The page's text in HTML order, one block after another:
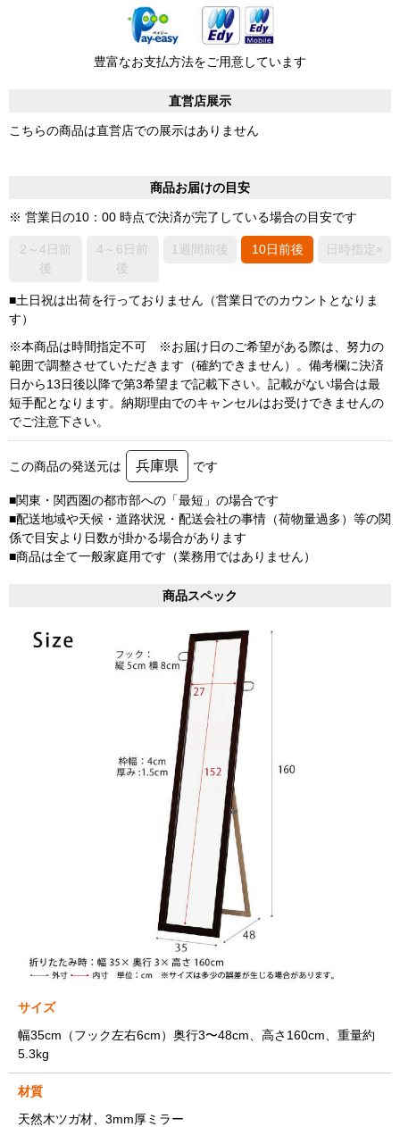
豊富なお支払方法をご用意しています
直営店展示
こちらの商品は直営店での展示はありません
商品お届けの目安
※ 営業日の10：00 時点で決済が完了している場合の目安です
2～4日前
後
4～6日前
後
1週間前後 10日前後 日時指定×
■土日祝は出荷を行っておりません（営業日でのカウントとなりま
す）
※本商品は時間指定不可 ※お届け日のご希望がある際は、努力の
範囲で調整させていただきます（確約できません）。備考欄に決済
日から13日後以降で第3希望まで記載下さい。記載がない場合は最
短手配となります。納期理由でのキャンセルはお受けできませんの
でご注意下さい。
この商品の発送元は 兵庫県 です
■関東・関西圏の都市部への「最短」の場合です
■配送地域や天候・道路状況・配送会社の事情（荷物量過多）等の関
係で目安より日数が掛かる場合があります
■商品は全て一般家庭用です（業務用ではありません）
商品スペック
サイズ
幅35cm（フック左右6cm）奥行3〜48cm、高さ160cm、重量約
5.3kg
材質
天然木ツガ材、3mm厚ミラー